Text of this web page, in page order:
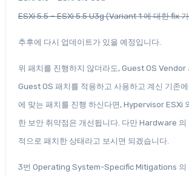
ESXi 5.5 – ESXi 5.5 U3g (Variant 1 에 대한 fix
추후에 다시 업데이트가 있을 예정입니다.
위 패치를 진행하지 않더라도, Guest OS Vendor
Guest OS 패치를 적용하고 사용하고 계신 기존
에 맞는 패치를 진행 하신다면, Hypervisor ESXi
한 보안 취약점은 개선됩니다. 다만 Hardware 의
적으로 패치한 상태라고 보시면 되겠습니다.
3번 Operating System-Specific Mitigations 의